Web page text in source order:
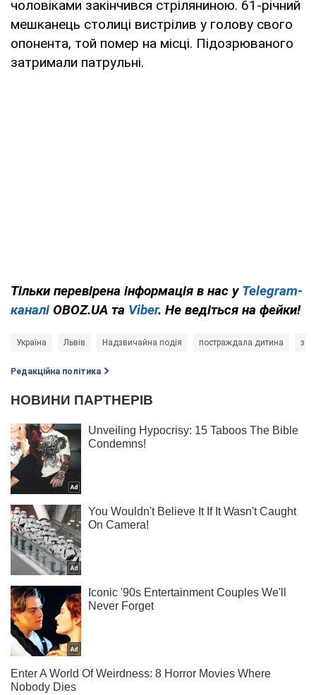
чоловіками закінчився стріляниною. 61-річний
мешканець столиці вистрілив у голову свого
опонента, той помер на місці. Підозрюваного
затримали патрульні.
Тільки перевірена інформація в нас у Telegram-
каналі OBOZ.UA та Viber. Не ведіться на фейки!
Україна Львів Надзвичайна подія постраждала дитина
Редакційна політика